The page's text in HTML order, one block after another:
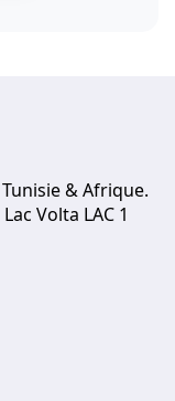
& Afrique.
Volta LAC 1